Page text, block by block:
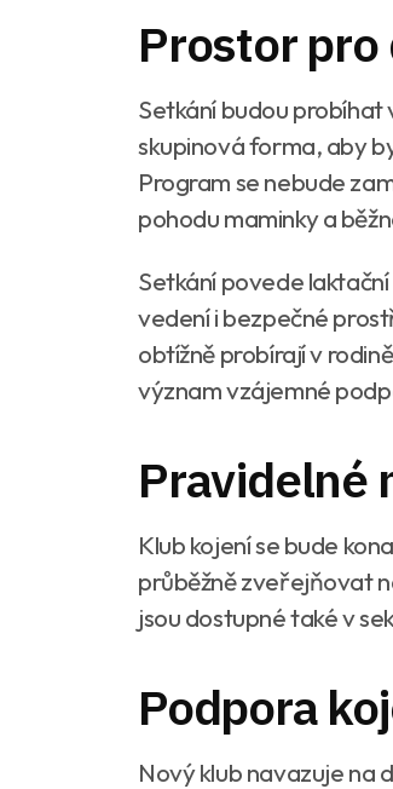
Prostor
Setkání budou probíhat
skupinová forma, aby
Program se nebude
pohodu maminky a
Setkání povede
vedení i bezpečné
obtížně probírají v
význam vzájemné
Pravidelné
Klub kojení se bude
průběžně zveřejňovat
jsou dostupné také v
Podpora
Nový klub navazuje na